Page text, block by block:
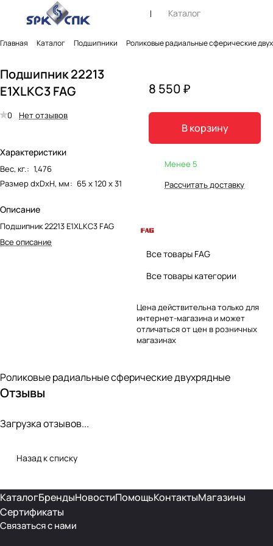
Каталог
Главная Каталог Подшипники Роликовые радиальные сферические
Подшипник 22213
E1XLKC3 FAG
0 Нет отзывов
Характеристики
Вес, кг.: 1,476
Размер dxDxH, мм: 65 х 120 х 31
Описание
Подшипник 22213 E1XLKC3 FAG
Все описание
8 550 ₽
В корзину
Менее 5
Рассчитать доставку
Все товары FAG
Все товары категории
Цена действительна только для
интернет-магазина и может
отличаться от цен в розничных
магазинах
Роликовые радиальные сферические двухрядные
Отзывы
Загрузка отзывов...
Назад к списку
КаталогБрендыНовостиПомощьКонтактыМагазины
Сертификаты
Связаться с нами